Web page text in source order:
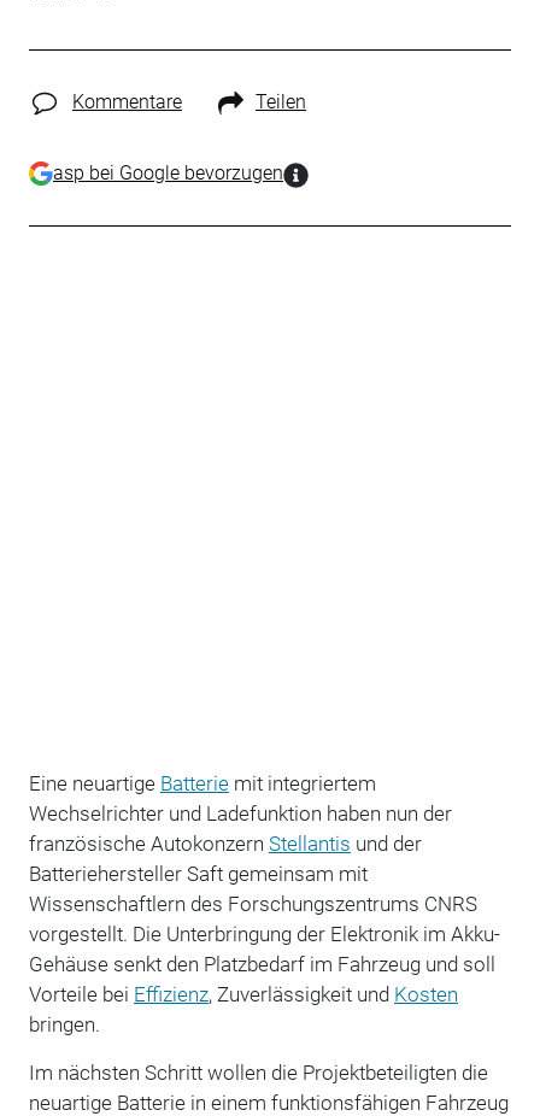
Kommentare Teilen
asp bei Google bevorzugen
Eine neuartige Batteriemit integriertem
Wechselrichter und Ladefunktion haben nun der
französische Autokonzern Stellantis und der
Batteriehersteller Saft gemeinsam mit
Wissenschaftlern des Forschungszentrums CNRS
vorgestellt. Die Unterbringung der Elektronik im Akku-
Gehäuse senkt den Platzbedarf im Fahrzeug und soll
Vorteile bei Effizienz, Zuverlässigkeit und Kosten
bringen.
Im nächsten Schritt wollen die Projektbeteiligten die
neuartige Batterie in einem funktionsfähigen Fahrzeug